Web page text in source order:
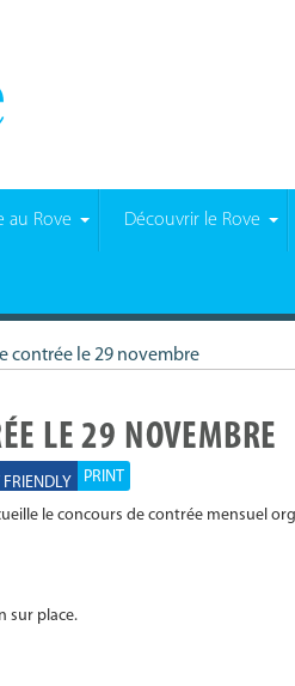
au Rove Découvrir le Rove
contrée le 29 novembre
LE 29 NOVEMBRE
PRINT
le concours de contrée mensuel
sur place.